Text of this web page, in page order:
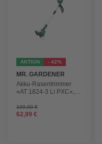
AKTION - 42%
MR. GARDENER
Akku-Rasentrimmer
»AT 1824-3 Li PXC«,
109,00 €
62,99 €